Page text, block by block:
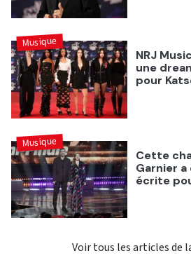
NRJ
une
pour
Musique
Cette
Garnier
écrite
Musique
Voir tous les articles de